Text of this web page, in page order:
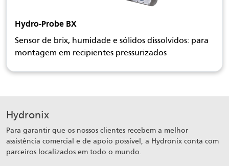
Hydro-Probe BX
Sensor de brix, humidade e sólidos dissolvidos: para
montagem em recipientes pressurizados
Hydronix
Para garantir que os nossos clientes recebem a melhor
assistência comercial e de apoio possível, a Hydronix conta com
parceiros localizados em todo o mundo.